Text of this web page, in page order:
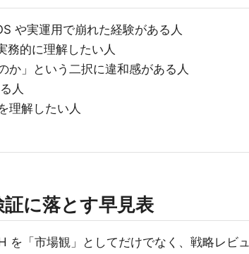
や実運用で崩れた経験がある人
務的に理解したい人
か」という二択に違和感がある人
人
理解したい人
に落とす早見表
を「市場観」としてだけでなく、戦略レビ